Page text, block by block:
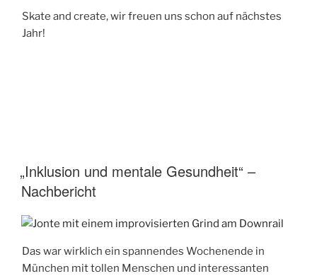
Skate and create, wir freuen uns schon auf nächstes
Jahr!
„Inklusion und mentale Gesundheit“ –
Nachbericht
Das war wirklich ein spannendes Wochenende in
München mit tollen Menschen und interessanten